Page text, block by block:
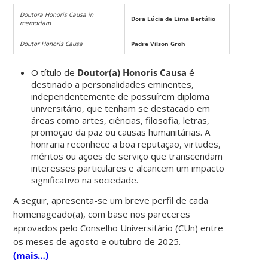
Doutora Honoris Causa in
memoriam
Dora Lúcia de Lima Bertúlio
Doutor Honoris Causa Padre Vilson Groh
O título de Doutor(a) Honoris Causa é
destinado a personalidades eminentes,
independentemente de possuírem diploma
universitário, que tenham se destacado em
áreas como artes, ciências, filosofia, letras,
promoção da paz ou causas humanitárias. A
honraria reconhece a boa reputação, virtudes,
méritos ou ações de serviço que transcendam
interesses particulares e alcancem um impacto
significativo na sociedade.
A seguir, apresenta-se um breve perfil de cada
homenageado(a), com base nos pareceres
aprovados pelo Conselho Universitário (CUn) entre
os meses de agosto e outubro de 2025.
(mais…)